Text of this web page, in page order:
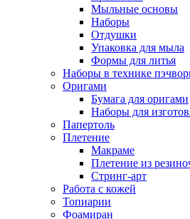
Мыльные основы
Наборы
Отдушки
Упаковка для мыла
Формы для литья
Наборы в технике
Оригами
Бумага для оригами
Наборы для
Папертоль
Плетение
Макраме
Плетение из
Стринг-арт
Работа с кожей
Топиарии
Фоамиран